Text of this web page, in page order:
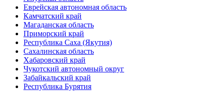
Еврейская автономная область
Камчатский край
Магаданская область
Приморский край
Республика Саха (Якутия)
Сахалинская область
Хабаровский край
Чукотский автономный округ
Забайкальский край
Республика Бурятия